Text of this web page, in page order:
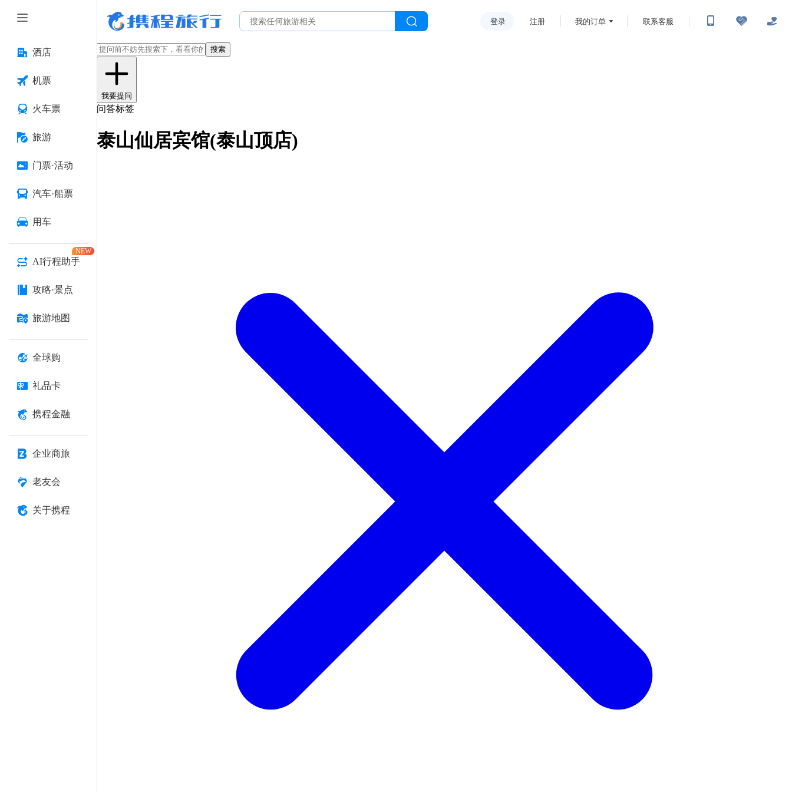
酒店
机票
火车票
旅游
门票·活动
汽车·船票
用车
AI行程助手
NEW
攻略·景点
旅游地图
全球购
礼品卡
携程金融
企业商旅
老友会
关于携程
登录 注册 我的订单 联系客服
搜索
我要提问
问答标签
泰山仙居宾馆(泰山顶店)